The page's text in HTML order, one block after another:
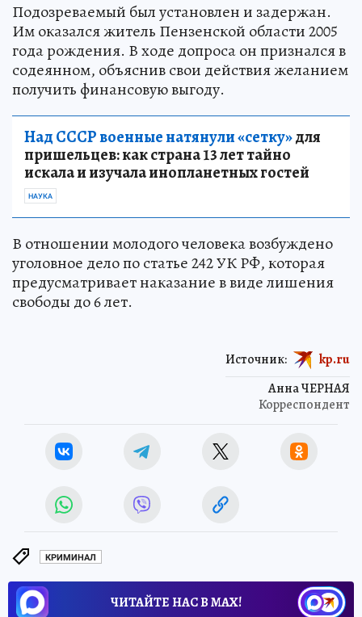
Подозреваемый был установлен и задержан.
Им оказался житель Пензенской области 2005
года рождения. В ходе допроса он признался в
содеянном, объяснив свои действия желанием
получить финансовую выгоду.
Над СССР военные натянули «сетку»для
пришельцев: как страна 13 лет тайно
искала и изучала инопланетных гостей
НАУКА
В отношении молодого человека возбуждено
уголовное дело по статье 242 УК РФ, которая
предусматривает наказание в виде лишения
свободы до 6 лет.
Анна ЧЕРНАЯ
Корреспондент
Источник: kp.ru
КРИМИНАЛ
ЧИТАЙТЕ НАС В МАХ!